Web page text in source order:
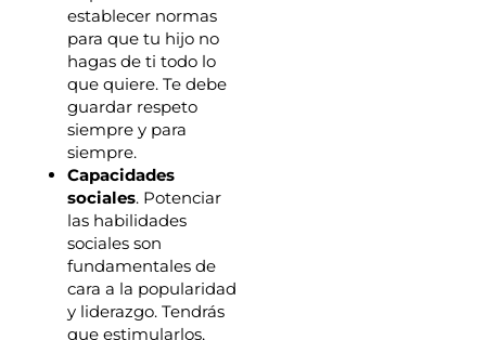
establecer normas
para que tu hijo no
hagas de ti todo lo
que quiere. Te debe
guardar respeto
siempre y para
siempre.
Capacidades
sociales. Potenciar
las habilidades
sociales son
fundamentales de
cara a la popularidad
y liderazgo. Tendrás
que estimularlos,